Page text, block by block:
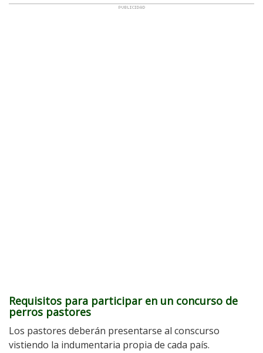
Requisitos para participar en un concurso de
perros pastores
Los pastores deberán presentarse al conscurso
vistiendo la indumentaria propia de cada país.